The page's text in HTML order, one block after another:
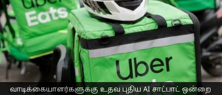
வாடிக்கையாளர்களுக்கு உதவ புதிய AI சாட்பாட் ஒன்றை
உதவ புதிய AI சாட்பாட்
ஒன்றை உருவாக்கி வரும்
உபர் ஈட்ஸ்
எழுதியவர் Prasanna Venkatesh Aug 29, 2023 10:12 am
செய்தி முன்னோட்டம்